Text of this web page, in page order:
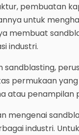
pembuatan
untuk
membuat
industri.
sandblasting,
permukaan
atau penampilan
mengenai
industri.